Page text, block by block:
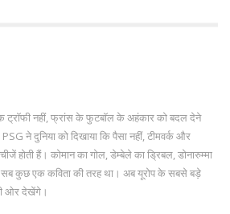
ट्रॉफी नहीं, फ्रांस के फुटबॉल के अहंकार को बदल देने
ने दुनिया को दिखाया कि पैसा नहीं, टीमवर्क और
होती हैं। कोमान का गोल, डेम्बेले का ड्रिबल, डोनारुम्मा
कुछ एक कविता की तरह था। अब यूरोप के सबसे बड़े
ओर देखेंगे।